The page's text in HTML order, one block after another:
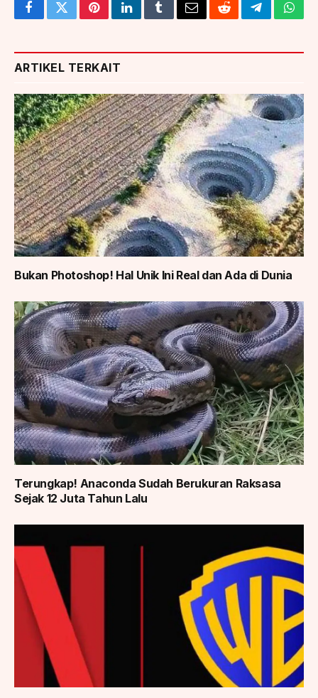
FacebookTwitterPinterestLinkedInTumblrEmailRedditTelegram
ARTIKEL TERKAIT
Bukan Photoshop! Hal Unik Ini Real dan Ada di Dunia
Terungkap! Anaconda Sudah Berukuran Raksasa
Sejak 12 Juta Tahun Lalu